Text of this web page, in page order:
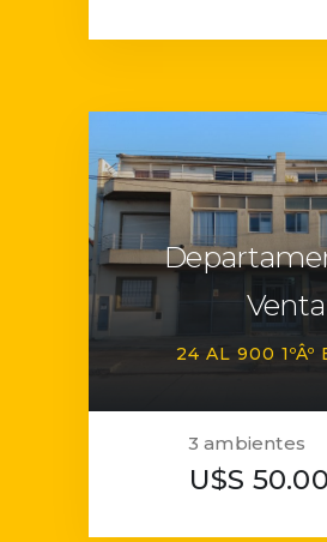
Venta
24 AL 900 1ºÂº
3 ambientes
U$S